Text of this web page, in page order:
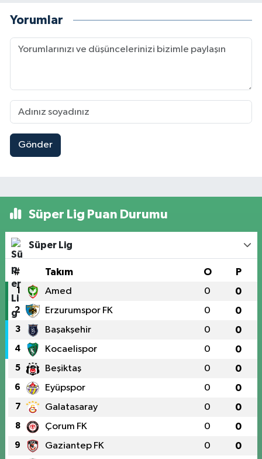
Yorumlar
Gönder
Süper Lig Puan Durumu
Süper Lig
# Takım O P
1 Amed 0 0
2 Erzurumspor FK 0 0
3 Başakşehir 0 0
4 Kocaelispor 0 0
5 Beşiktaş 0 0
6 Eyüpspor 0 0
7 Galatasaray 0 0
8 Çorum FK 0 0
9 Gaziantep FK 0 0